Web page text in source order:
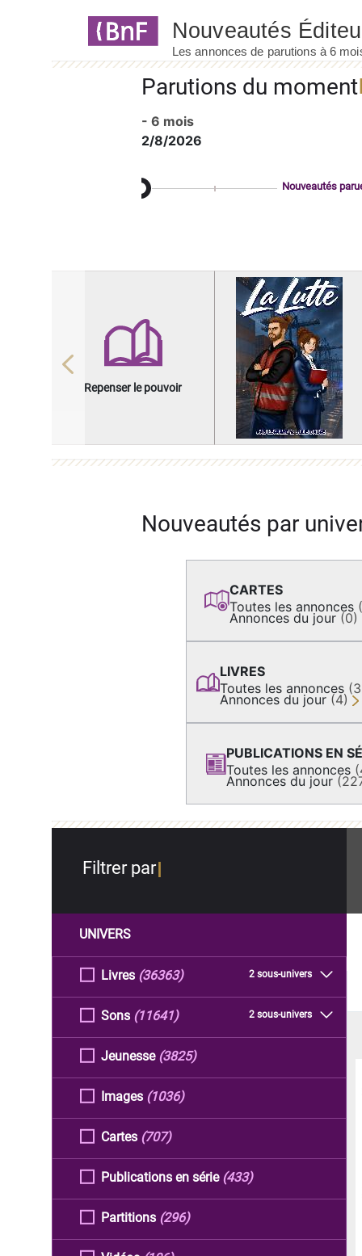
Parutions du moment
- 6 mois
2/8/2026
Nouveautés
Repenser le pouvoir
Previous
Nouveautés par
CARTES
Toutes les annonces
Annonces du jour (0)
LIVRES
Toutes les annonces
Annonces du jour (4)
PUBLICATIONS EN
Toutes les annonces
Annonces du jour
Filtrer par
UNIVERS
Livres 2 sous-univers
(36363)
Sons 2 sous-univers
(11641)
Jeunesse (3825)
Images (1036)
Cartes (707)
Publications en série (433)
Partitions (296)